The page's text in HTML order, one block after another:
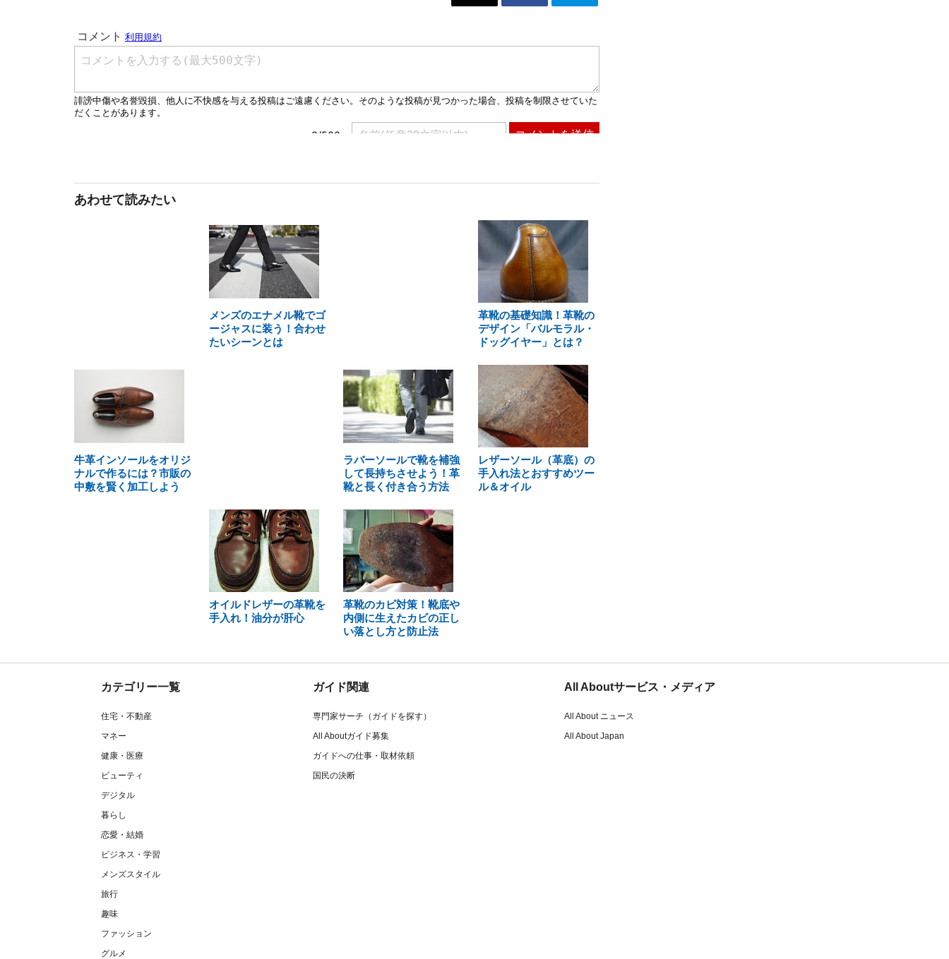
あわせて読みたい
メンズのエナメル靴でゴ
ージャスに装う！合わせ
たいシーンとは
革靴の基礎知識！革靴の
デザイン「バルモラル・
ドッグイヤー」とは？
牛革インソールをオリジ
ナルで作るには？市販の
中敷を賢く加工しよう
ラバーソールで靴を補強
して長持ちさせよう！革
靴と長く付き合う方法
レザーソール（革底）の
手入れ法とおすすめツー
ル＆オイル
オイルドレザーの革靴を
手入れ！油分が肝心
革靴のカビ対策！靴底や
内側に生えたカビの正し
い落とし方と防止法
カテゴリー一覧
住宅・不動産
マネー
健康・医療
ビューティ
デジタル
暮らし
恋愛・結婚
ビジネス・学習
メンズスタイル
旅行
趣味
ファッション
グルメ
ガイド関連
専門家サーチ（ガイドを探す）
All Aboutガイド募集
ガイドへの仕事・取材依頼
国民の決断
All Aboutサービス・メディア
All About ニュース
All About Japan